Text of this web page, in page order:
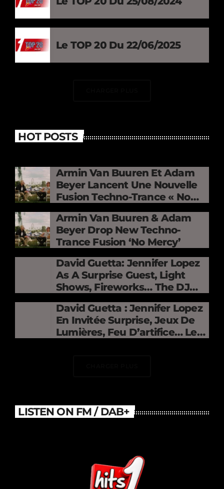
Le TOP 20 Du 22/06/2025
HOT POSTS
Armin Van Buuren Et Adam
Beyer Lancent Une Nouvelle
Fusion Techno-Trance « No
Mercy »
Armin Van Buuren & Adam
Beyer Drop New Techno-
Trance Fusion ‘No Mercy’
David Guetta: Jennifer Lopez
As A Surprise Guest, Light
Shows, Fireworks… The DJ
Electrifies The Stade De
France
David Guetta : Jennifer Lopez
En Invitée Surprise, Jeux De
Lumières, Feu D’artifice… Le
LISTEN ON FM / DAB+